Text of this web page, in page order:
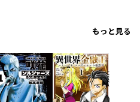
もっと見る